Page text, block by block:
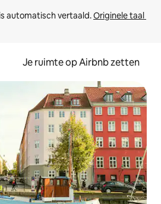
automatisch vertaald. Originele taal
Je ruimte op Airbnb zetten